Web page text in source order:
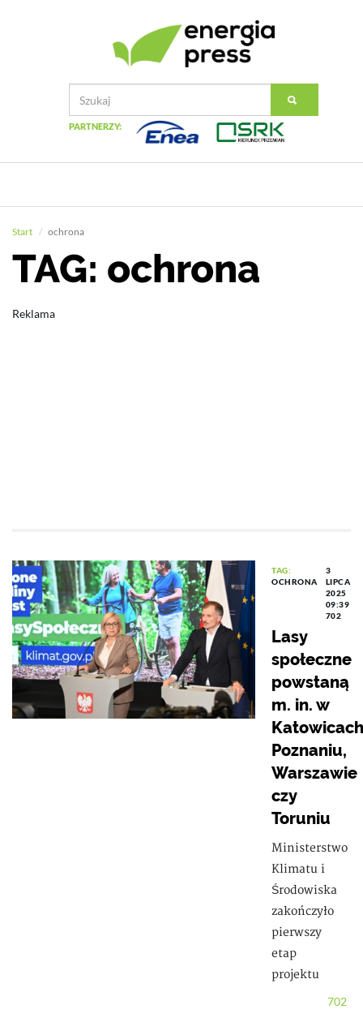
PARTNERZY:
Start ochrona
TAG: ochrona
Reklama
TAG:
OCHRONA
3
LIPCA
2025
09:39
702
Lasy
społeczne
powstaną
m. in. w
Poznaniu,
Warszawie
czy
Toruniu
Ministerstwo
Klimatu i
Środowiska
zakończyło
pierwszy
etap
projektu
702